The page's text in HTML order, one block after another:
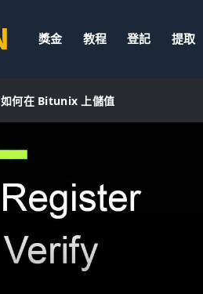
獎金 教程 登記 提取
如何在 Bitunix 上儲值